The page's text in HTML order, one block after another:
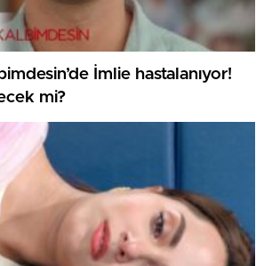
İmlie hastalanıyor!
mi?